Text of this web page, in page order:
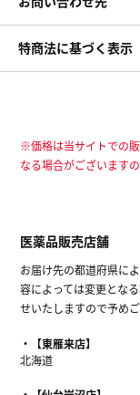
特商法に基づく表示
※価格は当サイトでの
なる場合がございます
医薬品販売店舗
お届け先の都道府県に
容によっては変更とな
せいたしますので予めご
【東雁来店】
北海道